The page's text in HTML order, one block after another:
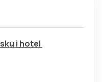
i hotel